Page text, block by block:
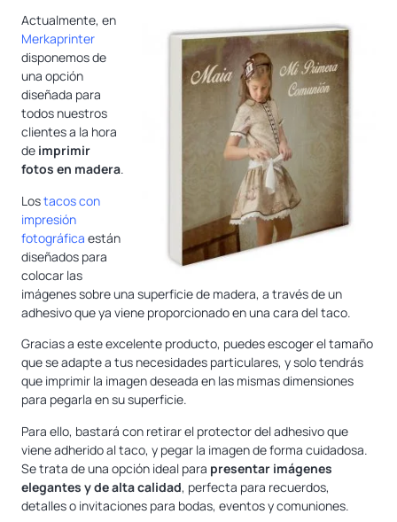
Actualmente, en
Merkaprinter
disponemos de
una opción
diseñada para
todos nuestros
clientes a la hora
de imprimir
fotos en madera.
Lostacos con
impresión
fotográfica están
diseñados para
colocar las
imágenes sobre una superficie de madera, a través de un
adhesivo que ya viene proporcionado en una cara del taco.
Gracias a este excelente producto, puedes escoger el tamaño
que se adapte a tus necesidades particulares, y solo tendrás
que imprimir la imagen deseada en las mismas dimensiones
para pegarla en su superficie.
Para ello, bastará con retirar el protector del adhesivo que
viene adherido al taco, y pegar la imagen de forma cuidadosa.
Se trata de una opción ideal para presentar imágenes
elegantes y de alta calidad, perfecta para recuerdos,
detalles o invitaciones para bodas, eventos y comuniones.